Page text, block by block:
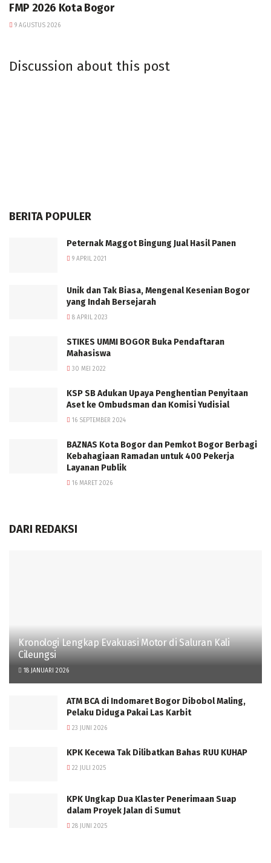
FMP 2026 Kota Bogor
9 AGUSTUS 2026
Discussion about this post
BERITA POPULER
Peternak Maggot Bingung Jual Hasil Panen
9 APRIL 2021
Unik dan Tak Biasa, Mengenal Kesenian Bogor
yang Indah Bersejarah
8 APRIL 2023
STIKES UMMI BOGOR Buka Pendaftaran
Mahasiswa
30 MEI 2022
KSP SB Adukan Upaya Penghentian Penyitaan
Aset ke Ombudsman dan Komisi Yudisial
16 SEPTEMBER 2024
BAZNAS Kota Bogor dan Pemkot Bogor Berbagi
Kebahagiaan Ramadan untuk 400 Pekerja
Layanan Publik
16 MARET 2026
DARI REDAKSI
Kronologi Lengkap Evakuasi Motor di Saluran Kali
Cileungsi
18 JANUARI 2026
ATM BCA di Indomaret Bogor Dibobol Maling,
Pelaku Diduga Pakai Las Karbit
23 JUNI 2026
KPK Kecewa Tak Dilibatkan Bahas RUU KUHAP
22 JULI 2025
KPK Ungkap Dua Klaster Penerimaan Suap
dalam Proyek Jalan di Sumut
28 JUNI 2025